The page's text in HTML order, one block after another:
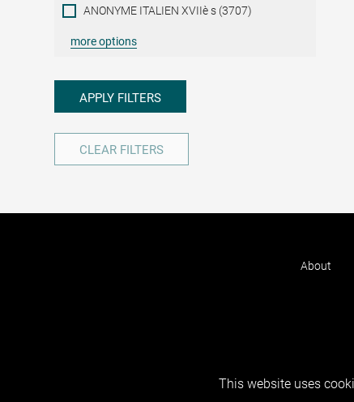
ANONYME ITALIEN XVIIè s (3707)
more options
APPLY FILTERS
CLEAR FILTERS
About
This website uses